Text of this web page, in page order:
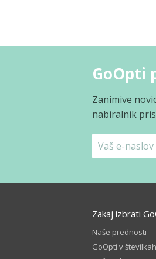
GoOpti
Zanimive
nabiralnik
Zakaj izbrati
Naše prednosti
GoOpti v številkah